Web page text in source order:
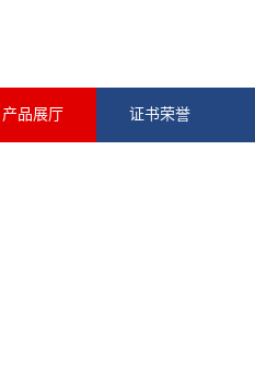
产品展厅 证书荣誉